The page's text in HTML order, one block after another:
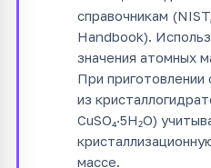
справочникам
Handbook).
значения атомных
При
из
CuSO₄·5H₂O)
массе.